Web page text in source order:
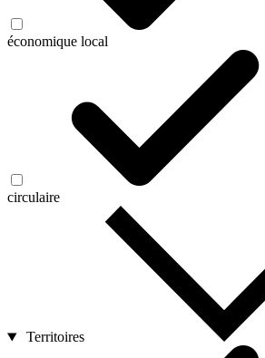
économique local
circulaire
Territoires